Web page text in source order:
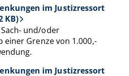
im Justizressort
KB)
und/oder
einer Grenze von 1.000,-
im Justizressort